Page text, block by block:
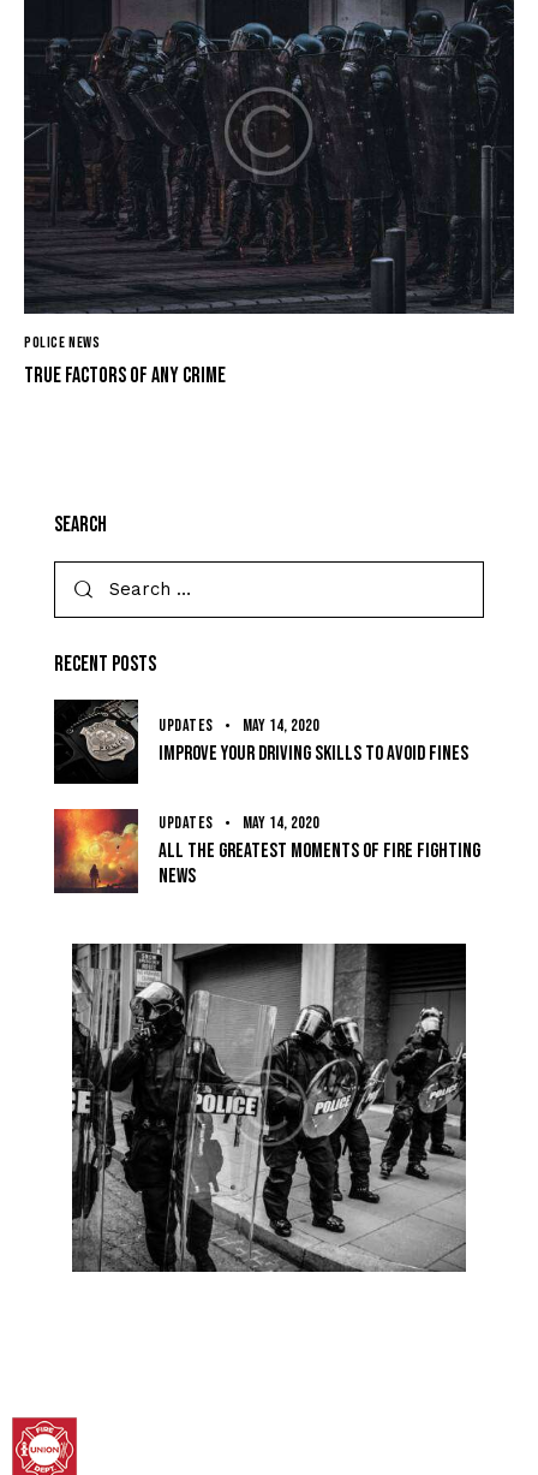
POLICE NEWS
True factors of any crime
Search
Recent Posts
UPDATES May 14, 2020
Improve your driving skills to avoid fines
UPDATES May 14, 2020
All the greatest moments of fire fighting
news